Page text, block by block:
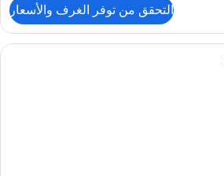
التحقق من توفر الغرف والأسعار